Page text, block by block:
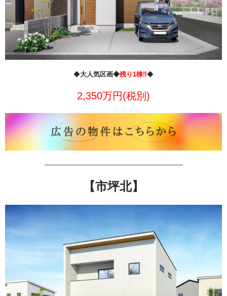
◆大人気区画◆残り1棟‼◆
2,350万円(税別)
—————————————————————
【市坪北】